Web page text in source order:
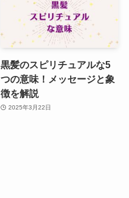
黒髪のスピリチュアルな5
つの意味！メッセージと象
徴を解説
2025年3月22日